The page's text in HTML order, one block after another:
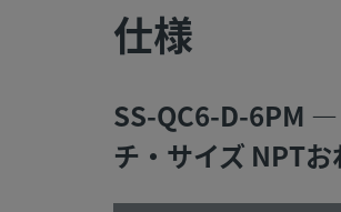
を選定すること、また、適切な取り付け
を行うのは、システム設計者およびユー
スウェージロック製品、または工
部品（Swagelokチューブ継手エンド・
仕様
SS-QC6-D-6PM
チ・サイズ NPTお